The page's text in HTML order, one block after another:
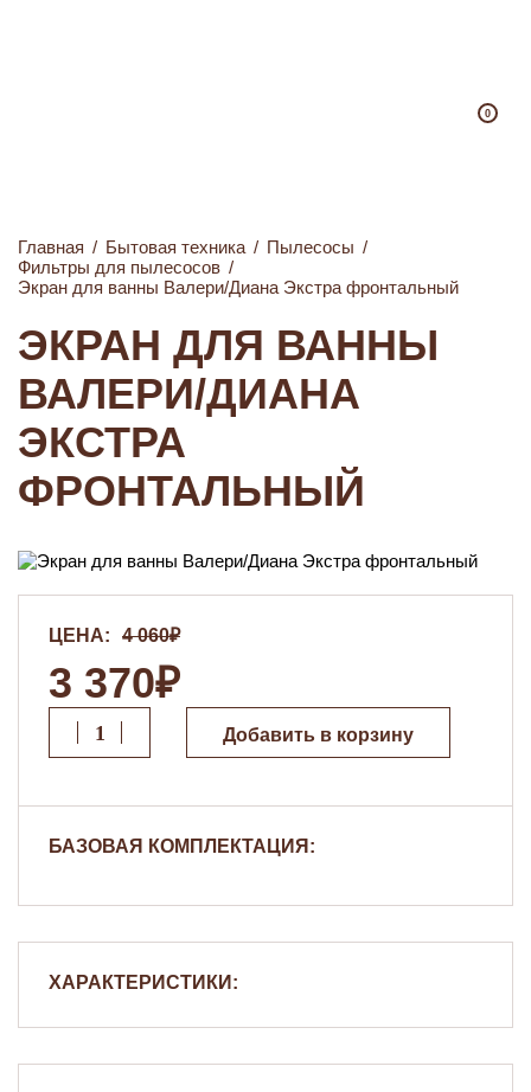
0
Главная / Бытовая техника / Пылесосы /
Фильтры для пылесосов /
Экран для ванны Валери/Диана Экстра фронтальный
ЭКРАН ДЛЯ ВАННЫ
ВАЛЕРИ/ДИАНА
ЭКСТРА
ФРОНТАЛЬНЫЙ
ЦЕНА: 4 060₽
3 370₽
Добавить в корзину
БАЗОВАЯ КОМПЛЕКТАЦИЯ:
ХАРАКТЕРИСТИКИ: